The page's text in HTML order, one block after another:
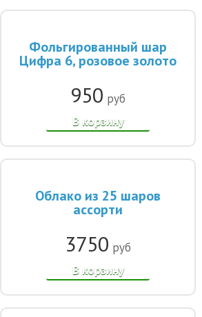
Фольгированный шар
Цифра 6, розовое золото
950 руб
В корзину
Облако из 25 шаров
ассорти
3750 руб
В корзину